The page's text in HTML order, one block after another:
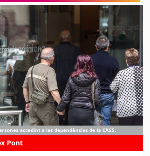
accedint a les dependències de la CASS.
Pont